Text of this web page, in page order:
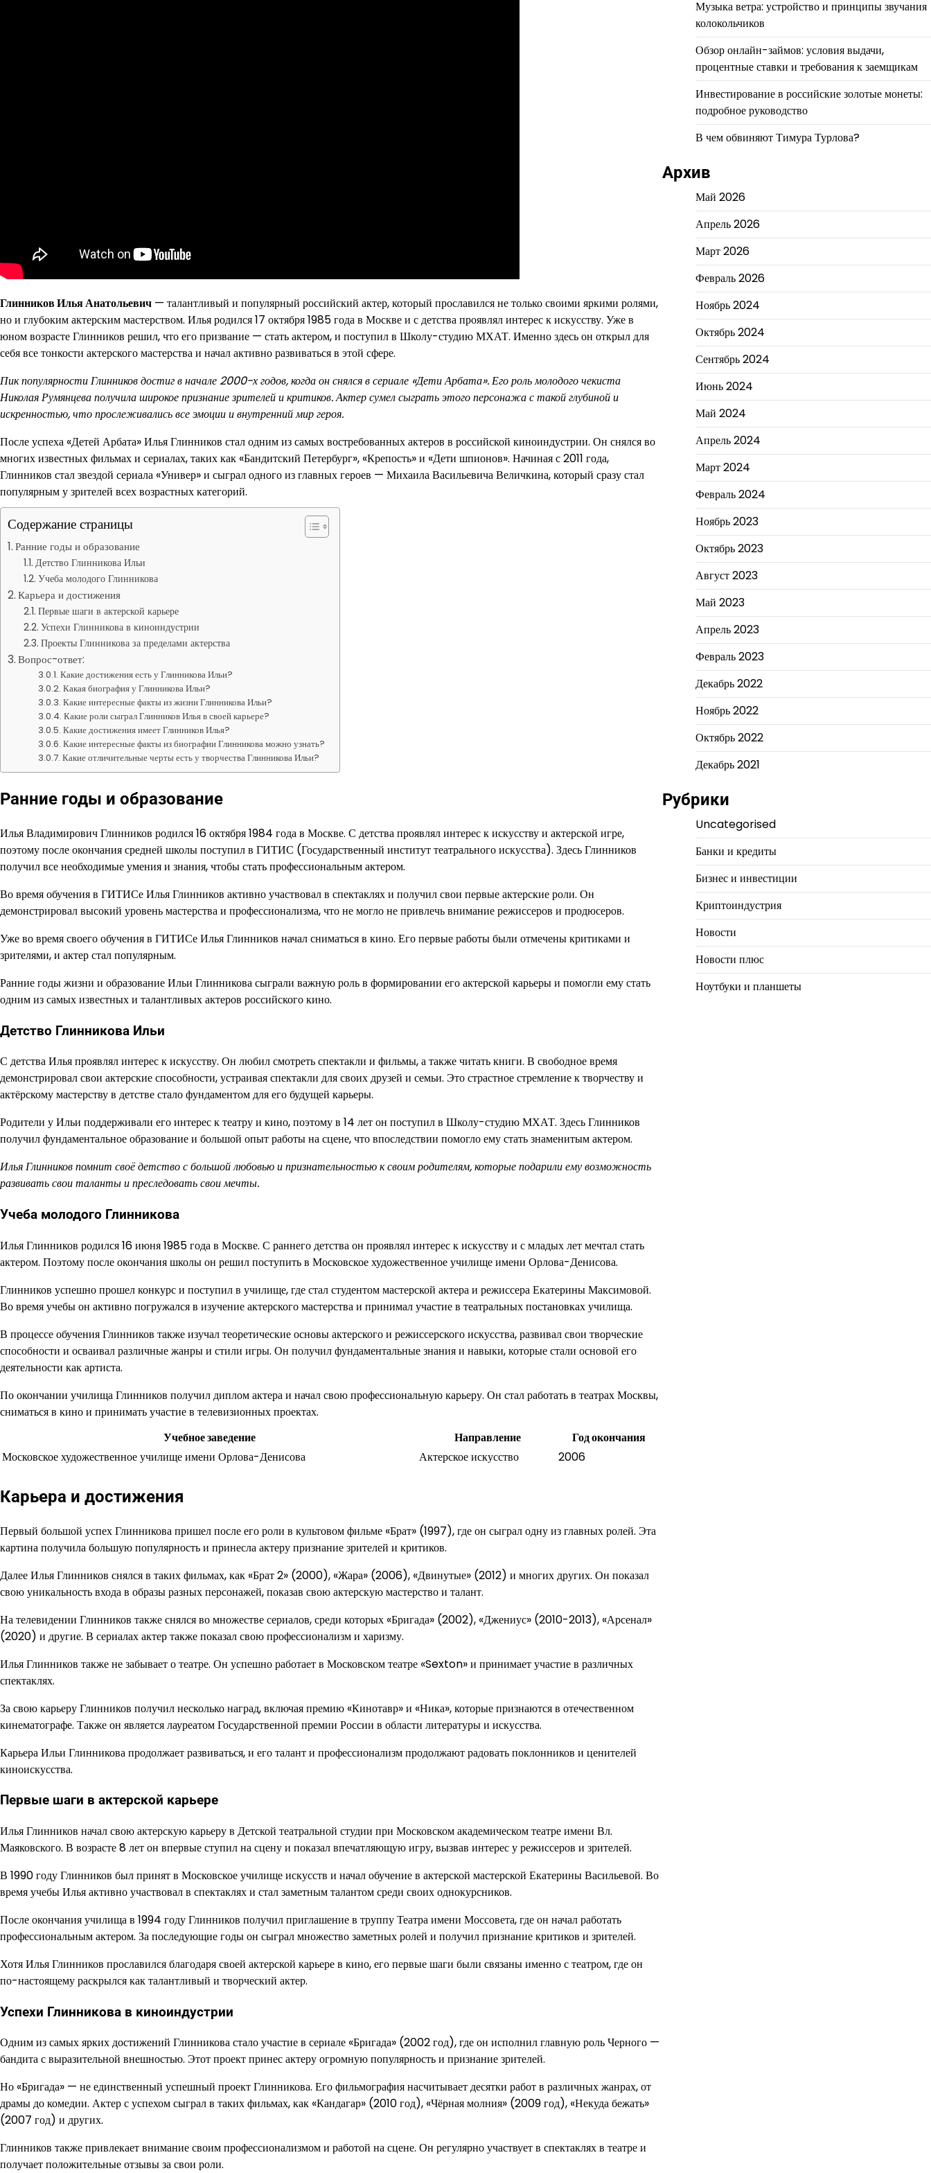
Глинников Илья Анатольевич — талантливый и популярный российский актер, который прославился не только своими яркими ролями,
но и глубоким актерским мастерством. Илья родился 17 октября 1985 года в Москве и с детства проявлял интерес к искусству. Уже в
юном возрасте Глинников решил, что его призвание — стать актером, и поступил в Школу-студию МХАТ. Именно здесь он открыл для
себя все тонкости актерского мастерства и начал активно развиваться в этой сфере.
Пик популярности Глинников достиг в начале 2000-х годов, когда он снялся в сериале «Дети Арбата». Его роль молодого чекиста
Николая Румянцева получила широкое признание зрителей и критиков. Актер сумел сыграть этого персонажа с такой глубиной и
искренностью, что прослеживались все эмоции и внутренний мир героя.
После успеха «Детей Арбата» Илья Глинников стал одним из самых востребованных актеров в российской киноиндустрии. Он снялся во
многих известных фильмах и сериалах, таких как «Бандитский Петербург», «Крепость» и «Дети шпионов». Начиная с 2011 года,
Глинников стал звездой сериала «Универ» и сыграл одного из главных героев — Михаила Васильевича Величкина, который сразу стал
популярным у зрителей всех возрастных категорий.
Содержание страницы
Ранние годы и образование
Детство Глинникова Ильи
Учеба молодого Глинникова
Карьера и достижения
Первые шаги в актерской карьере
Успехи Глинникова в киноиндустрии
Проекты Глинникова за пределами актерства
Вопрос-ответ:
Какие достижения есть у Глинникова Ильи?
Какая биография у Глинникова Ильи?
Какие интересные факты из жизни Глинникова Ильи?
Какие роли сыграл Глинников Илья в своей карьере?
Какие достижения имеет Глинников Илья?
Какие интересные факты из биографии Глинникова можно узнать?
Какие отличительные черты есть у творчества Глинникова Ильи?
Ранние годы и образование
Илья Владимирович Глинников родился 16 октября 1984 года в Москве. С детства проявлял интерес к искусству и актерской игре,
поэтому после окончания средней школы поступил в ГИТИС (Государственный институт театрального искусства). Здесь Глинников
получил все необходимые умения и знания, чтобы стать профессиональным актером.
Во время обучения в ГИТИСе Илья Глинников активно участвовал в спектаклях и получил свои первые актерские роли. Он
демонстрировал высокий уровень мастерства и профессионализма, что не могло не привлечь внимание режиссеров и продюсеров.
Уже во время своего обучения в ГИТИСе Илья Глинников начал сниматься в кино. Его первые работы были отмечены критиками и
зрителями, и актер стал популярным.
Ранние годы жизни и образование Ильи Глинникова сыграли важную роль в формировании его актерской карьеры и помогли ему стать
одним из самых известных и талантливых актеров российского кино.
Детство Глинникова Ильи
С детства Илья проявлял интерес к искусству. Он любил смотреть спектакли и фильмы, а также читать книги. В свободное время
демонстрировал свои актерские способности, устраивая спектакли для своих друзей и семьи. Это страстное стремление к творчеству и
актёрскому мастерству в детстве стало фундаментом для его будущей карьеры.
Родители у Ильи поддерживали его интерес к театру и кино, поэтому в 14 лет он поступил в Школу-студию МХАТ. Здесь Глинников
получил фундаментальное образование и большой опыт работы на сцене, что впоследствии помогло ему стать знаменитым актером.
Илья Глинников помнит своё детство с большой любовью и признательностью к своим родителям, которые подарили ему возможность
развивать свои таланты и преследовать свои мечты.
Учеба молодого Глинникова
Илья Глинников родился 16 июня 1985 года в Москве. С раннего детства он проявлял интерес к искусству и с младых лет мечтал стать
актером. Поэтому после окончания школы он решил поступить в Московское художественное училище имени Орлова-Денисова.
Глинников успешно прошел конкурс и поступил в училище, где стал студентом мастерской актера и режиссера Екатерины Максимовой.
Во время учебы он активно погружался в изучение актерского мастерства и принимал участие в театральных постановках училища.
В процессе обучения Глинников также изучал теоретические основы актерского и режиссерского искусства, развивал свои творческие
способности и осваивал различные жанры и стили игры. Он получил фундаментальные знания и навыки, которые стали основой его
деятельности как артиста.
По окончании училища Глинников получил диплом актера и начал свою профессиональную карьеру. Он стал работать в театрах Москвы,
сниматься в кино и принимать участие в телевизионных проектах.
Учебное заведение
Направление
Год окончания
Московское художественное училище имени Орлова-Денисова
Актерское искусство 2006
Карьера и достижения
Первый большой успех Глинникова пришел после его роли в культовом фильме «Брат» (1997), где он сыграл одну из главных ролей. Эта
картина получила большую популярность и принесла актеру признание зрителей и критиков.
Далее Илья Глинников снялся в таких фильмах, как «Брат 2» (2000), «Жара» (2006), «Двинутые» (2012) и многих других. Он показал
свою уникальность входа в образы разных персонажей, показав свою актерскую мастерство и талант.
На телевидении Глинников также снялся во множестве сериалов, среди которых «Бригада» (2002), «Джениус» (2010-2013), «Арсенал»
(2020) и другие. В сериалах актер также показал свою профессионализм и харизму.
Илья Глинников также не забывает о театре. Он успешно работает в Московском театре «Sexton» и принимает участие в различных
спектаклях.
За свою карьеру Глинников получил несколько наград, включая премию «Кинотавр» и «Ника», которые признаются в отечественном
кинематографе. Также он является лауреатом Государственной премии России в области литературы и искусства.
Карьера Ильи Глинникова продолжает развиваться, и его талант и профессионализм продолжают радовать поклонников и ценителей
киноискусства.
Первые шаги в актерской карьере
Илья Глинников начал свою актерскую карьеру в Детской театральной студии при Московском академическом театре имени Вл.
Маяковского. В возрасте 8 лет он впервые ступил на сцену и показал впечатляющую игру, вызвав интерес у режиссеров и зрителей.
В 1990 году Глинников был принят в Московское училище искусств и начал обучение в актерской мастерской Екатерины Васильевой. Во
время учебы Илья активно участвовал в спектаклях и стал заметным талантом среди своих однокурсников.
После окончания училища в 1994 году Глинников получил приглашение в труппу Театра имени Моссовета, где он начал работать
профессиональным актером. За последующие годы он сыграл множество заметных ролей и получил признание критиков и зрителей.
Хотя Илья Глинников прославился благодаря своей актерской карьере в кино, его первые шаги были связаны именно с театром, где он
по-настоящему раскрылся как талантливый и творческий актер.
Успехи Глинникова в киноиндустрии
Одним из самых ярких достижений Глинникова стало участие в сериале «Бригада» (2002 год), где он исполнил главную роль Черного —
бандита с выразительной внешностью. Этот проект принес актеру огромную популярность и признание зрителей.
Но «Бригада» — не единственный успешный проект Глинникова. Его фильмография насчитывает десятки работ в различных жанрах, от
драмы до комедии. Актер с успехом сыграл в таких фильмах, как «Кандагар» (2010 год), «Чёрная молния» (2009 год), «Некуда бежать»
(2007 год) и других.
Глинников также привлекает внимание своим профессионализмом и работой на сцене. Он регулярно участвует в спектаклях в театре и
получает положительные отзывы за свои роли.
Музыка ветра: устройство и принципы звучания
колокольчиков
Обзор онлайн-займов: условия выдачи,
процентные ставки и требования к заемщикам
Инвестирование в российские золотые монеты:
подробное руководство
В чем обвиняют Тимура Турлова?
Архив
Май 2026
Апрель 2026
Март 2026
Февраль 2026
Ноябрь 2024
Октябрь 2024
Сентябрь 2024
Июнь 2024
Май 2024
Апрель 2024
Март 2024
Февраль 2024
Ноябрь 2023
Октябрь 2023
Август 2023
Май 2023
Апрель 2023
Февраль 2023
Декабрь 2022
Ноябрь 2022
Октябрь 2022
Декабрь 2021
Рубрики
Uncategorised
Банки и кредиты
Бизнес и инвестиции
Криптоиндустрия
Новости
Новости плюс
Ноутбуки и планшеты